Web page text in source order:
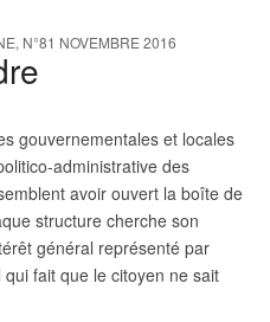
, N°81 NOVEMBRE 2016
gouvernementales et locales
administrative des
avoir ouvert la boîte de
structure cherche son
général représenté par
qui fait que le citoyen ne sait